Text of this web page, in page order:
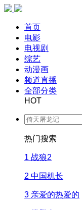
首页
电影
电视剧
综艺
动漫画
频道直播
全部分类
HOT
热门搜索
1 战狼2
2 中国机长
3 亲爱的热爱的